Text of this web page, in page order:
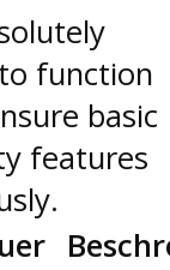
function
basic
features